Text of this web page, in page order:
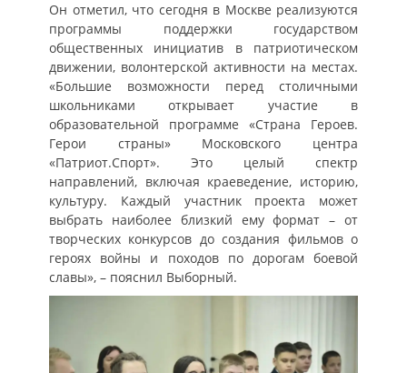
Он отметил, что сегодня в Москве реализуются
программы поддержки государством
общественных инициатив в патриотическом
движении, волонтерской активности на местах.
«Большие возможности перед столичными
школьниками открывает участие в
образовательной программе «Страна Героев.
Герои страны» Московского центра
«Патриот.Спорт». Это целый спектр
направлений, включая краеведение, историю,
культуру. Каждый участник проекта может
выбрать наиболее близкий ему формат – от
творческих конкурсов до создания фильмов о
героях войны и походов по дорогам боевой
славы», – пояснил Выборный.